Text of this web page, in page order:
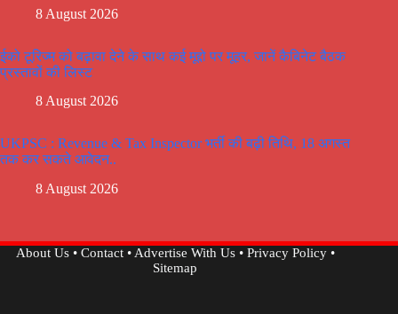
8 August 2026
ईको टूरिज्म को बढ़ावा देने के साथ कई मूद्दो पर मूहर, जानें कैबिनेट बैठक
प्रस्तावों की लिस्ट
8 August 2026
UKPSC : Revenue & Tax Inspector भर्ती की बढ़ी तिथि, 18 अगस्त
तक कर सकते आवेदन..
8 August 2026
About Us• Contact•Advertise With Us• Privacy Policy•
Sitemap